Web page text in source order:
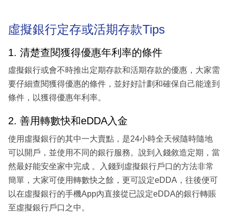
虛擬銀行定存或活期存款Tips
1. 清楚查閱獲得優惠年利率的條件
虛擬銀行或會不時推出定期存款和活期存款的優惠，大家需
要仔細查閱獲得優惠的條件，並好好計劃和確保自己能達到
條件，以獲得優惠年利率。
2. 善用轉數快和eDDA入金
使用虛擬銀行的其中一大賣點，是24小時全天候隨時隨地
可以開戶，並使用不同的銀行服務。說到入錢敘造定期，當
然最好能安坐家中完成 。入錢到虛擬銀行戶口的方法非常
簡單，大家可使用轉數快之餘，更可設定eDDA，往後便可
以在虛擬銀行的手機App內直接從已設定eDDA的銀行轉賬
至虛擬銀行戶口之中。